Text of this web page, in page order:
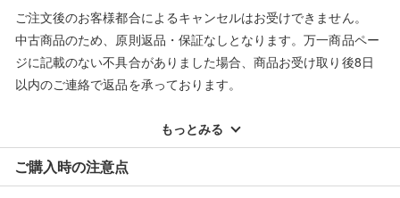
ご注文後のお客様都合によるキャンセルはお受けできません。
中古商品のため、原則返品・保証なしとなります。万一商品ペー
ジに記載のない不具合がありました場合、商品お受け取り後8日
以内のご連絡で返品を承っております。
配送料ともに当社負担で対応いたします。
※オンラインストアで購入頂いた商品は、店頭での返品はお受け
できません。また、商品の修理及び交換に関しては承ることがで
もっとみる
ご購入時の注意点